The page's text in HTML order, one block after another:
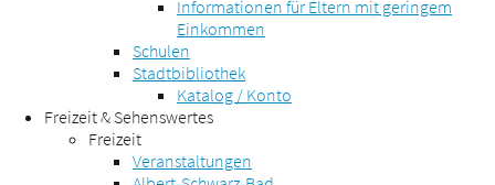
Informationen für Eltern mit geringem
Einkommen
Schulen
Stadtbibliothek
Katalog / Konto
Freizeit & Sehenswertes
Freizeit
Veranstaltungen